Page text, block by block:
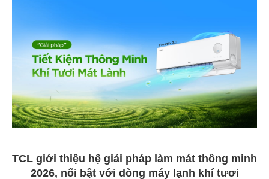
TCL giới thiệu hệ giải pháp làm mát thông minh
2026, nổi bật với dòng máy lạnh khí tươi